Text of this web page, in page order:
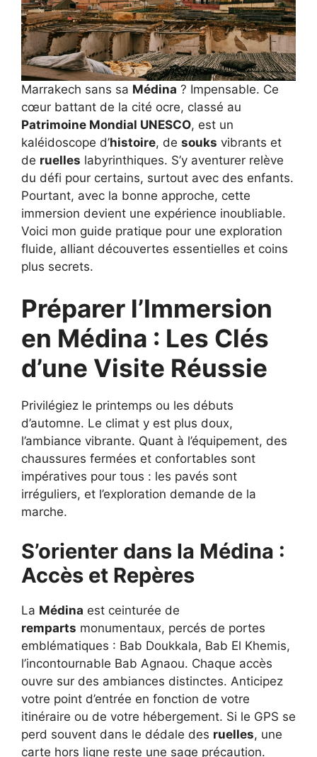
Marrakech sans sa Médina ? Impensable. Ce
cœur battant de la cité ocre, classé au
Patrimoine Mondial UNESCO, est un
kaléidoscope d’histoire, de souks vibrants et
de ruelles labyrinthiques. S’y aventurer relève
du défi pour certains, surtout avec des enfants.
Pourtant, avec la bonne approche, cette
immersion devient une expérience inoubliable.
Voici mon guide pratique pour une exploration
fluide, alliant découvertes essentielles et coins
plus secrets.
Préparer l’Immersion
en Médina : Les Clés
d’une Visite Réussie
Privilégiez le printemps ou les débuts
d’automne. Le climat y est plus doux,
l’ambiance vibrante. Quant à l’équipement, des
chaussures fermées et confortables sont
impératives pour tous : les pavés sont
irréguliers, et l’exploration demande de la
marche.
S’orienter dans la Médina :
Accès et Repères
La Médina est ceinturée de
remparts monumentaux, percés de portes
emblématiques : Bab Doukkala, Bab El Khemis,
l’incontournable Bab Agnaou. Chaque accès
ouvre sur des ambiances distinctes. Anticipez
votre point d’entrée en fonction de votre
itinéraire ou de votre hébergement. Si le GPS se
perd souvent dans le dédale des ruelles, une
carte hors ligne reste une sage précaution.